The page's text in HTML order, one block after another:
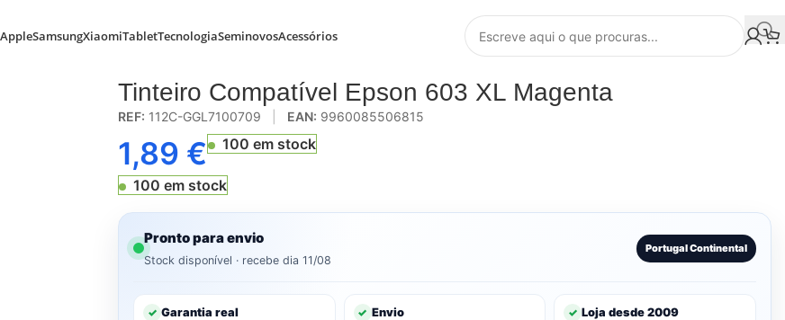
AppleSamsungXiaomiTabletTecnologiaSeminovosAcessórios
Tinteiro Compatível Epson 603 XL Magenta
REF: 112C-GGL7100709 EAN: 9960085506815
1,89 € 100 em stock
100 em stock
Pronto para envio
Stock disponível · recebe dia 11/08
Portugal Continental
✓ Garantia real ✓ Envio ✓ Loja desde 2009